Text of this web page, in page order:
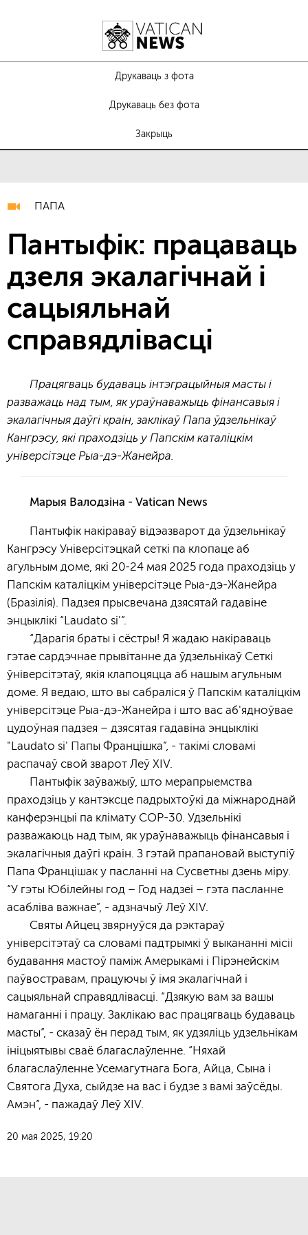
Друкаваць з фота
Друкаваць без фота
Закрыць
ПАПА
Пантыфік: працаваць
дзеля экалагічнай і
сацыяльнай
справядлівасці
Працягваць будаваць інтэграцыйныя масты і
разважаць над тым, як ураўнаважыць фінансавыя і
экалагічныя даўгі краін, заклікаў Папа ўдзельнікаў
Кангрэсу, які праходзіць у Папскім каталіцкім
універсітэце Рыа-дэ-Жанейра.
Марыя Валодзіна - Vatican News
Пантыфік накіраваў відэазварот да ўдзельнікаў
Кангрэсу Універсітэцкай сеткі па клопаце аб
агульным доме, які 20-24 мая 2025 года праходзіць у
Папскім каталіцкім універсітэце Рыа-дэ-Жанейра
(Бразілія). Падзея прысвечана дзясятай гадавіне
энцыклікі “Laudato si'”.
“Дарагія браты і сёстры! Я жадаю накіраваць
гэтае сардэчнае прывітанне да ўдзельнікаў Сеткі
ўніверсітэтаў, якія клапоцяцца аб нашым агульным
доме. Я ведаю, што вы сабраліся ў Папскім каталіцкім
універсітэце Рыа-дэ-Жанейра і што вас аб'ядноўвае
цудоўная падзея – дзясятая гадавіна энцыклікі
"Laudato si' Папы Францішка”, - такімі словамі
распачаў свой зварот Леў XIV.
Пантыфік заўважыў, што мерапрыемства
праходзіць у кантэксце падрыхтоўкі да міжнароднай
канферэнцыі па клімату COP-30. Удзельнікі
разважаюць над тым, як ураўнаважыць фінансавыя і
экалагічныя даўгі краін. З гэтай прапановай выступіў
Папа Францішак у пасланні на Сусветны дзень міру.
“У гэты Юбілейны год – Год надзеі – гэта пасланне
асабліва важнаe”, - адзначыў Леў XIV.
Святы Айцец звярнуўся да рэктараў
універсітэтаў са словамі падтрымкі ў выкананні місіі
будавання мастоў паміж Амерыкамі і Пірэнейскім
паўвостравам, працуючы ў імя экалагічнай і
сацыяльнай справядлівасці. “Дзякую вам за вашы
намаганні і працу. Заклікаю вас працягваць будаваць
масты”, - сказаў ён перад тым, як удзяліць удзельнікам
ініцыятывы сваё благаслаўленне. “Няхай
благаслаўленне Усемагутнага Бога, Айца, Сына і
Святога Духа, сыйдзе на вас і будзе з вамі заўсёды.
Амэн”, - пажадаў Леў XIV.
20 мая 2025, 19:20